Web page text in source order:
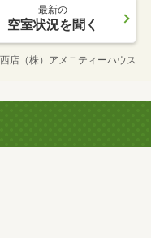
最新の
空室状況を聞く
店（株）アメニティーハウス